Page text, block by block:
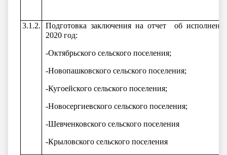
3.1.2.
Подготовка заключения на отчет об
2020 год:
-Октябрьского сельского поселения;
-Новопашковского сельского поселения;
-Кугоейского сельского поселения;
-Новосергиевского сельского поселения;
-Шевченковского сельского поселения
-Крыловского сельского поселения